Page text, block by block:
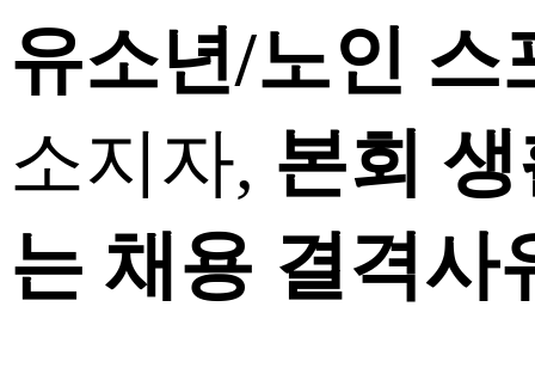
유소년/노인 스
소지자, 본회
는 채용 결격사